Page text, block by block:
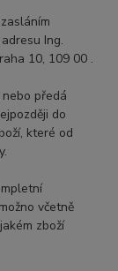
Ing.
10, 109 00 .
předá
do
které od
včetně
zboží